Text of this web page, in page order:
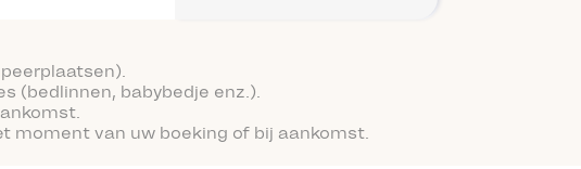
(bedlinnen, babybedje enz.).
moment van uw boeking of bij aankomst.